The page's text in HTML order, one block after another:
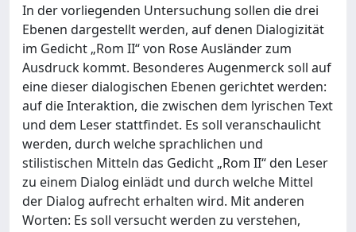
In der vorliegenden Untersuchung sollen die drei
Ebenen dargestellt werden, auf denen Dialogizität
im Gedicht „Rom II“ von Rose Ausländer zum
Ausdruck kommt. Besonderes Augenmerck soll auf
eine dieser dialogischen Ebenen gerichtet werden:
auf die Interaktion, die zwischen dem lyrischen Text
und dem Leser stattfindet. Es soll veranschaulicht
werden, durch welche sprachlichen und
stilistischen Mitteln das Gedicht „Rom II“ den Leser
zu einem Dialog einlädt und durch welche Mittel
der Dialog aufrecht erhalten wird. Mit anderen
Worten: Es soll versucht werden zu verstehen,